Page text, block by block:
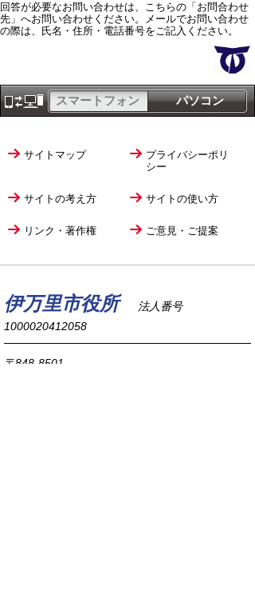
回答が必要なお問い合わせは、こちらの「お問合わせ
先」へお問い合わせください。メールでお問い合わせ
の際は、氏名・住所・電話番号をご記入ください。
パソコン
スマートフォン
サイトマップ
プライバシーポリ
シー
サイトの考え方 サイトの使い方
リンク・著作権 ご意見・ご提案
伊万里市役所
法人番号
1000020412058
〒848-8501